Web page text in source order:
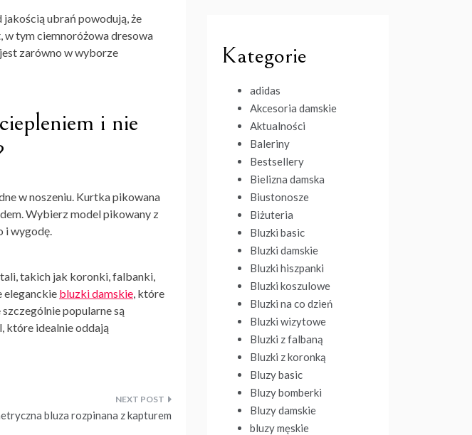
ubrań powodują, że
w tym ciemnoróżowa dresowa
zarówno w wyborze
i nie
w noszeniu. Kurtka pikowana
Wybierz model pikowany z
i wygodę.
takich jak koronki, falbanki,
eleganckie bluzki damskie, które
popularne są
które idealnie oddają
bluza rozpinana z kapturem
Kategorie
adidas
Akcesoria damskie
Aktualności
Baleriny
Bestsellery
Bielizna damska
Biustonosze
Biżuteria
Bluzki basic
Bluzki damskie
Bluzki hiszpanki
Bluzki koszulowe
Bluzki na co dzień
Bluzki wizytowe
Bluzki z falbaną
Bluzki z koronką
Bluzy basic
Bluzy bomberki
Bluzy damskie
bluzy męskie